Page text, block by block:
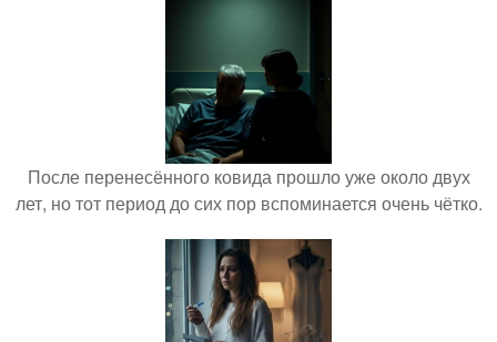
После перенесённого ковида прошло уже около двух
лет, но тот период до сих пор вспоминается очень чётко.